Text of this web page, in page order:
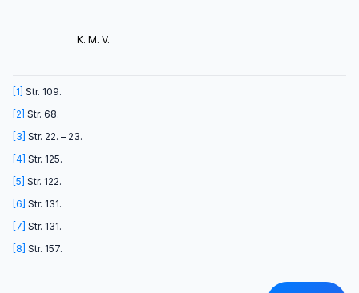
K. M. V.
[1] Str. 109.
[2] Str. 68.
[3] Str. 22. – 23.
[4] Str. 125.
[5] Str. 122.
[6] Str. 131.
[7] Str. 131.
[8] Str. 157.